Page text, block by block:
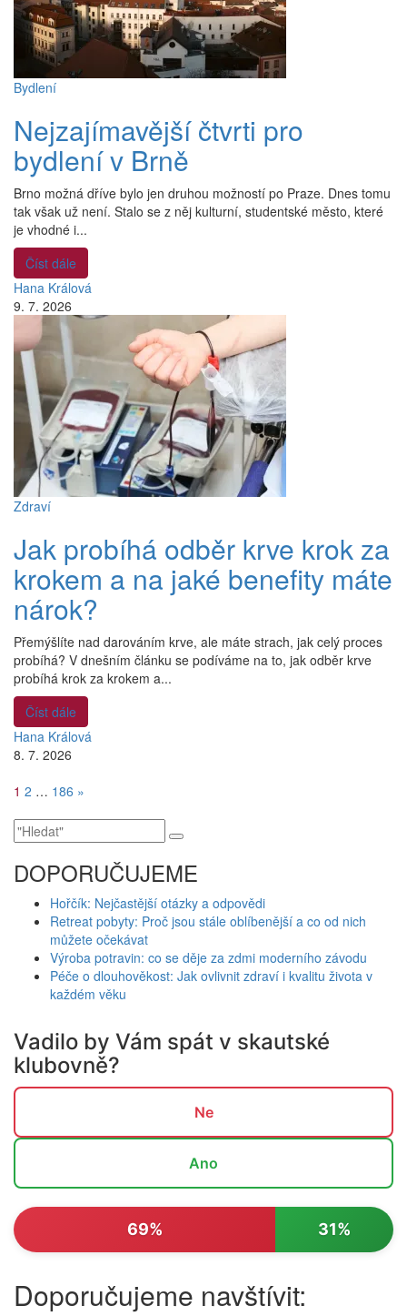
Bydlení
Nejzajímavější čtvrti pro
bydlení v Brně
Brno možná dříve bylo jen druhou možností po Praze. Dnes tomu
tak však už není. Stalo se z něj kulturní, studentské město, které
je vhodné i...
Číst dále
Hana Králová
9. 7. 2026
Zdraví
Jak probíhá odběr krve krok za
krokem a na jaké benefity máte
nárok?
Přemýšlíte nad darováním krve, ale máte strach, jak celý proces
probíhá? V dnešním článku se podíváme na to, jak odběr krve
probíhá krok za krokem a...
Číst dále
Hana Králová
8. 7. 2026
Stránkování
příspěvků
Page
1 Page
2 … Page
186 »
DOPORUČUJEME
Hořčík: Nejčastější otázky a odpovědi
Retreat pobyty: Proč jsou stále oblíbenější a co od nich
můžete očekávat
Výroba potravin: co se děje za zdmi moderního závodu
Péče o dlouhověkost: Jak ovlivnit zdraví i kvalitu života v
každém věku
Vadilo by Vám spát v skautské
klubovně?
Ne
Ano
69% 31%
Doporučujeme navštívit: